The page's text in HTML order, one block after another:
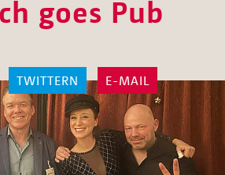
goes Pub
TWITTERN E-MAIL